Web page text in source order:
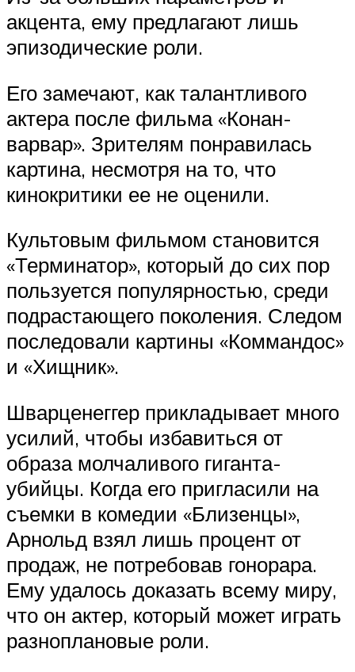
акцента, ему предлагают лишь
эпизодические роли.
Его замечают, как талантливого
актера после фильма «Конан-
варвар». Зрителям понравилась
картина, несмотря на то, что
кинокритики ее не оценили.
Культовым фильмом становится
«Терминатор», который до сих пор
пользуется популярностью, среди
подрастающего поколения. Следом
последовали картины «Коммандос»
и «Хищник».
Шварценеггер прикладывает много
усилий, чтобы избавиться от
образа молчаливого гиганта-
убийцы. Когда его пригласили на
съемки в комедии «Близенцы»,
Арнольд взял лишь процент от
продаж, не потребовав гонорара.
Ему удалось доказать всему миру,
что он актер, который может играть
разноплановые роли.